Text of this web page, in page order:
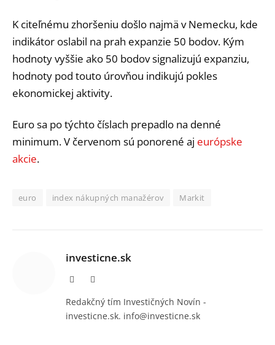
K citeľnému zhoršeniu došlo najmä v Nemecku, kde
indikátor oslabil na prah expanzie 50 bodov. Kým
hodnoty vyššie ako 50 bodov signalizujú expanziu,
hodnoty pod touto úrovňou indikujú pokles
ekonomickej aktivity.
Euro sa po týchto číslach prepadlo na denné
minimum. V červenom sú ponorené aj európske
akcie.
euro index nákupných manažérov Markit
investicne.sk
Facebook
Redakčný tím Investičných Novín -
investicne.sk. info@investicne.sk